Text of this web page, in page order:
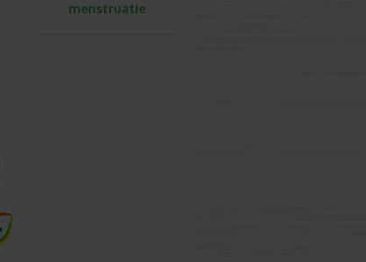
menstruatie